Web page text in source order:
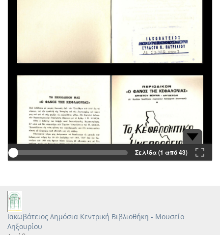
Σελίδα (1 από 43)
Ιακωβάτειος Δημόσια Κεντρική Βιβλιοθήκη - Μουσείο
Ληξουρίου